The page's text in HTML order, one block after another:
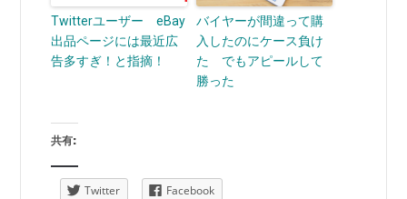
Twitterユーザー eBay
出品ページには最近広
告多すぎ！と指摘！
バイヤーが間違って購
入したのにケース負け
た でもアピールして
勝った
共有:
Twitter Facebook